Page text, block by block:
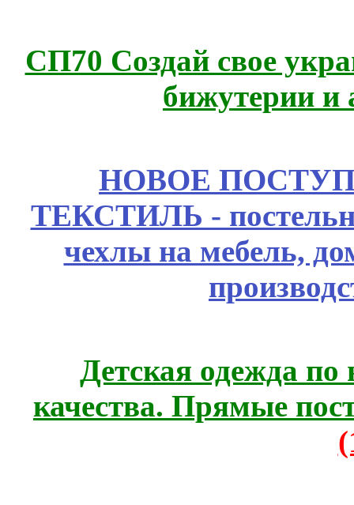
СП70 Создай свое
бижутерии и
НОВОЕ
ТЕКСТИЛЬ -
чехлы на мебель,
Детская одежда
качества. Прямые